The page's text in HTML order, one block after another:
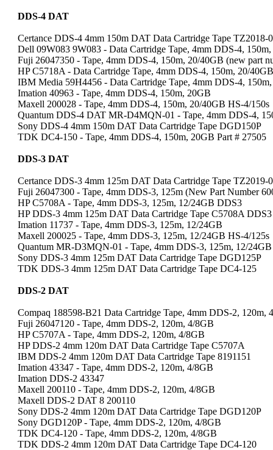
DDS-4 DAT
Certance DDS-4 4mm 150m DAT Data Cartridge Tape TZ2018-
Dell 09W083 9W083 - Data Cartridge Tape, 4mm DDS-4,
Fuji 26047350 - Tape, 4mm DDS-4, 150m, 20/40GB (new part
HP C5718A - Data Cartridge Tape, 4mm DDS-4, 150m, 20/40GB
IBM Media 59H4456 - Data Cartridge Tape, 4mm DDS-4,
Imation 40963 - Tape, 4mm DDS-4, 150m, 20GB
Maxell 200028 - Tape, 4mm DDS-4, 150m, 20/40GB HS-4/150s
Quantum DDS-4 DAT MR-D4MQN-01 - Tape, 4mm DDS-4,
Sony DDS-4 4mm 150m DAT Data Cartridge Tape DGD150P
TDK DC4-150 - Tape, 4mm DDS-4, 150m, 20GB Part # 27505
DDS-3 DAT
Certance DDS-3 4mm 125m DAT Data Cartridge Tape TZ2019-
Fuji 26047300 - Tape, 4mm DDS-3, 125m (New Part Number
HP C5708A - Tape, 4mm DDS-3, 125m, 12/24GB DDS3
HP DDS-3 4mm 125m DAT Data Cartridge Tape C5708A DDS3
Imation 11737 - Tape, 4mm DDS-3, 125m, 12/24GB
Maxell 200025 - Tape, 4mm DDS-3, 125m, 12/24GB HS-4/125s
Quantum MR-D3MQN-01 - Tape, 4mm DDS-3, 125m, 12/24GB
Sony DDS-3 4mm 125m DAT Data Cartridge Tape DGD125P
TDK DDS-3 4mm 125m DAT Data Cartridge Tape DC4-125
DDS-2 DAT
Compaq 188598-B21 Data Cartridge Tape, 4mm DDS-2, 120m,
Fuji 26047120 - Tape, 4mm DDS-2, 120m, 4/8GB
HP C5707A - Tape, 4mm DDS-2, 120m, 4/8GB
HP DDS-2 4mm 120m DAT Data Cartridge Tape C5707A
IBM DDS-2 4mm 120m DAT Data Cartridge Tape 8191151
Imation 43347 - Tape, 4mm DDS-2, 120m, 4/8GB
Imation DDS-2 43347
Maxell 200110 - Tape, 4mm DDS-2, 120m, 4/8GB
Maxell DDS-2 DAT 8 200110
Sony DDS-2 4mm 120m DAT Data Cartridge Tape DGD120P
Sony DGD120P - Tape, 4mm DDS-2, 120m, 4/8GB
TDK DC4-120 - Tape, 4mm DDS-2, 120m, 4/8GB
TDK DDS-2 4mm 120m DAT Data Cartridge Tape DC4-120